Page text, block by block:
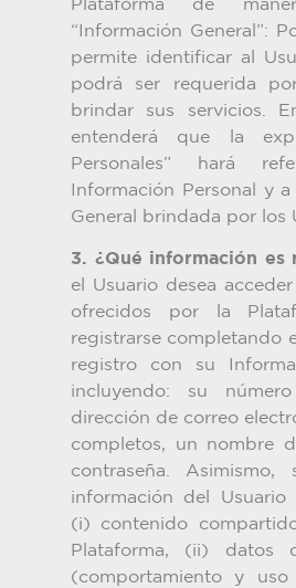
Plataforma de
“Información General”:
permite identificar al
podrá ser requerida
brindar sus servicios.
entenderá que la
Personales” hará
Información Personal y
General brindada por los
3. ¿Qué información es
el Usuario desea
ofrecidos por la
registrarse completando
registro con su
incluyendo: su
dirección de correo
completos, un nombre
contraseña. Asimismo,
información del Usuario
(i) contenido
Plataforma, (ii) datos
(comportamiento y